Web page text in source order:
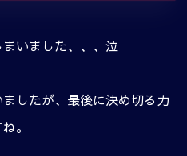
いました、、、泣
したが、最後に決め切る力
。